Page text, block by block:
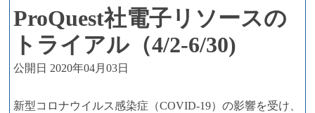
ProQuest社電子リソースの
トライアル（4/2-6/30)
公開日 2020年04月03日
新型コロナウイルス感染症（COVID-19）の影響を受け、